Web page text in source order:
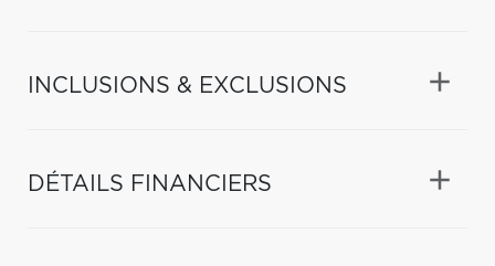
INCLUSIONS & EXCLUSIONS
DÉTAILS FINANCIERS